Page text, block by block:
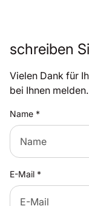
schreiben
Vielen Dank für
bei Ihnen melden.
Name *
E-Mail *